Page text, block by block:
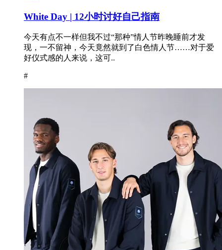
White Day | 12小时讨好自己指南
今天有点不一样但我不过“那种”情人节昨晚睡前才发
现，一不留神，今天竟然就到了白色情人节……对于爱
好仪式感的人来说，这可..
#